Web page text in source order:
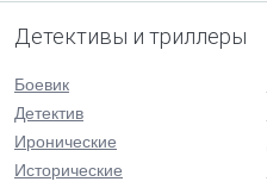
Детективы и триллеры
Боевик
Детектив
Иронические
Исторические